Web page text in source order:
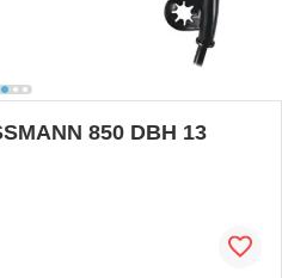
850 DBH 13